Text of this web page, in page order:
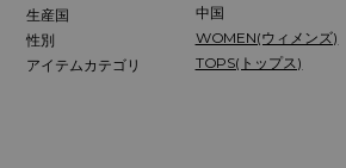
生産国
中国
性別
WOMEN(ウィメンズ)
アイテムカテゴリ
TOPS(トップス)